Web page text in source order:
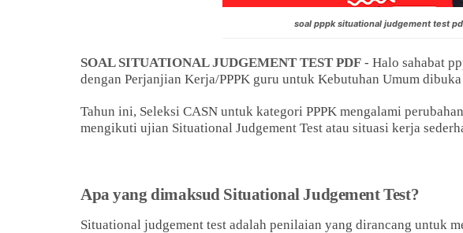
soal pppk situational judgement test
SOAL SITUATIONAL JUDGEMENT TEST PDF - Halo sahabat
dengan Perjanjian Kerja/PPPK guru untuk Kebutuhan Umum
Tahun ini, Seleksi CASN untuk kategori PPPK mengalami
mengikuti ujian Situational Judgement Test atau situasi kerja
Apa yang dimaksud Situational Judgement Test?
Situational judgement test adalah penilaian yang dirancang untuk